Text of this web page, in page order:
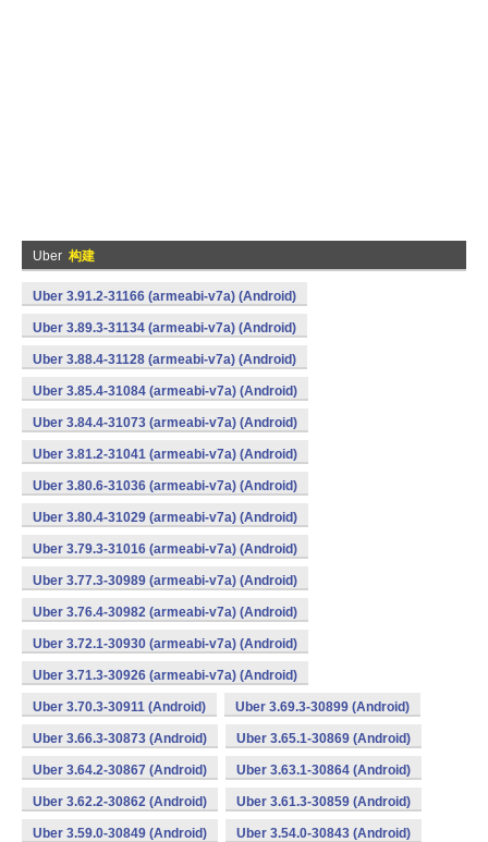
Uber 构建
Uber 3.91.2-31166 (armeabi-v7a) (Android)
Uber 3.89.3-31134 (armeabi-v7a) (Android)
Uber 3.88.4-31128 (armeabi-v7a) (Android)
Uber 3.85.4-31084 (armeabi-v7a) (Android)
Uber 3.84.4-31073 (armeabi-v7a) (Android)
Uber 3.81.2-31041 (armeabi-v7a) (Android)
Uber 3.80.6-31036 (armeabi-v7a) (Android)
Uber 3.80.4-31029 (armeabi-v7a) (Android)
Uber 3.79.3-31016 (armeabi-v7a) (Android)
Uber 3.77.3-30989 (armeabi-v7a) (Android)
Uber 3.76.4-30982 (armeabi-v7a) (Android)
Uber 3.72.1-30930 (armeabi-v7a) (Android)
Uber 3.71.3-30926 (armeabi-v7a) (Android)
Uber 3.70.3-30911 (Android) Uber 3.69.3-30899 (Android)
Uber 3.66.3-30873 (Android) Uber 3.65.1-30869 (Android)
Uber 3.64.2-30867 (Android) Uber 3.63.1-30864 (Android)
Uber 3.62.2-30862 (Android) Uber 3.61.3-30859 (Android)
Uber 3.59.0-30849 (Android) Uber 3.54.0-30843 (Android)